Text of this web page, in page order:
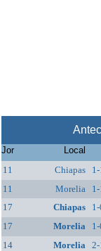
Jor Local
11
Chiapas 1-
11
Morelia 1-
17
Chiapas 1-
17
Morelia 1-
14
Morelia 2-